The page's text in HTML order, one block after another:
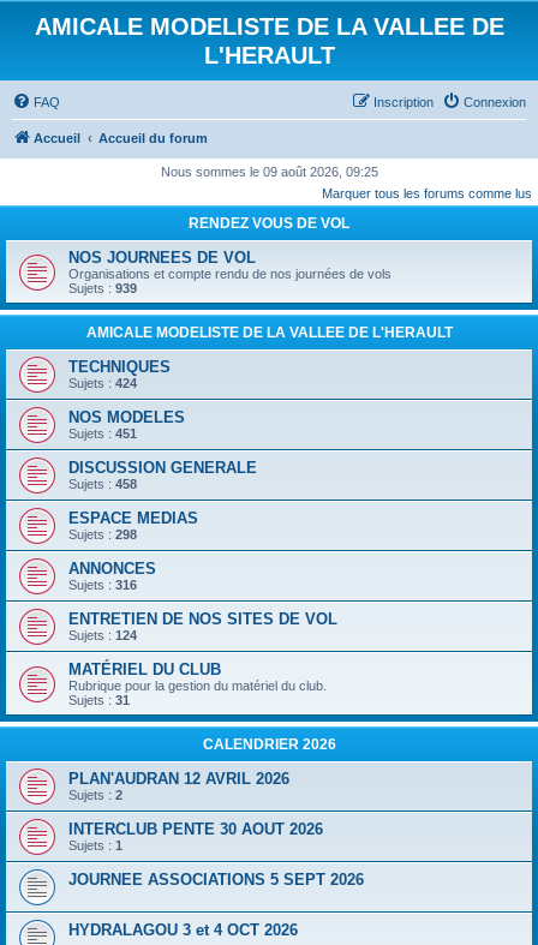
AMICALE MODELISTE DE LA VALLEE DE
L'HERAULT
FAQ Connexion
Inscription
Accueil Accueil du forum
Nous sommes le 09 août 2026, 09:25
Marquer tous les forums comme lus
RENDEZ VOUS DE VOL
NOS JOURNEES DE VOL
Organisations et compte rendu de nos journées de vols
Sujets : 939
AMICALE MODELISTE DE LA VALLEE DE L'HERAULT
TECHNIQUES
Sujets : 424
NOS MODELES
Sujets : 451
DISCUSSION GENERALE
Sujets : 458
ESPACE MEDIAS
Sujets : 298
ANNONCES
Sujets : 316
ENTRETIEN DE NOS SITES DE VOL
Sujets : 124
MATÉRIEL DU CLUB
Rubrique pour la gestion du matériel du club.
Sujets : 31
CALENDRIER 2026
PLAN'AUDRAN 12 AVRIL 2026
Sujets : 2
INTERCLUB PENTE 30 AOUT 2026
Sujets : 1
JOURNEE ASSOCIATIONS 5 SEPT 2026
HYDRALAGOU 3 et 4 OCT 2026